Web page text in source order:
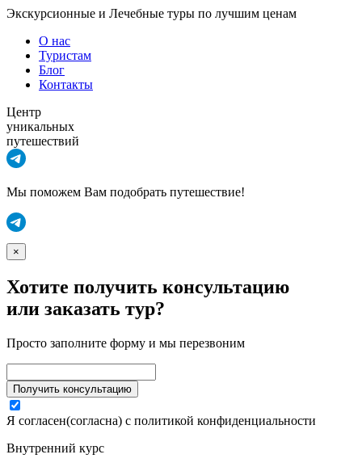
Экскурсионные и Лечебные туры по лучшим ценам
О нас
Туристам
Блог
Контакты
Центр
уникальных
путешествий
Мы поможем Вам подобрать путешествие!
×
Хотите получить консультацию
или заказать тур?
Просто заполните форму и мы перезвоним
Я согласен(согласна) с политикой конфиденциальности
Внутренний курс